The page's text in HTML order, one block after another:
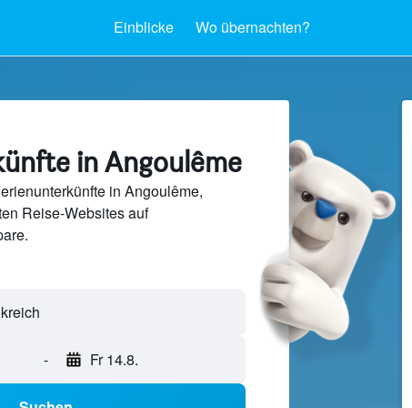
Einblicke Wo übernachten?
in Angoulême
in Angoulême,
Reise-Websites auf
- Fr 14.8.